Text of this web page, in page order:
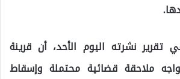
نشرته اليوم الأحد، أن قرينة
ملاحقة قضائية محتملة وإسقاط